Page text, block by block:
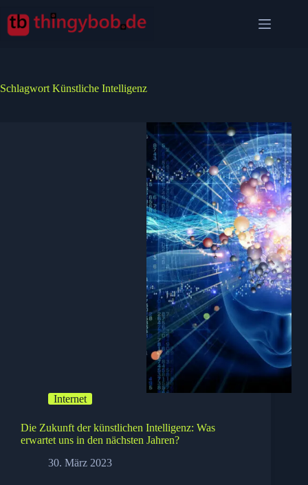
Inhalt
springen
Schlagwort Künstliche Intelligenz
Internet
Die Zukunft der künstlichen Intelligenz: Was
erwartet uns in den nächsten Jahren?
30. März 2023